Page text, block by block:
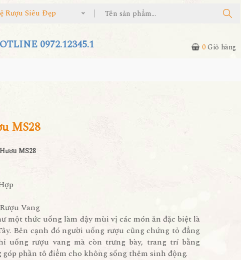
Rượu Siêu Đẹp
0972.12345.1 0Giỏ hàng
MS28
MS28
Vang
một thức uống làm dậy mùi vị các món ăn đặc biệt là
Bên cạnh đó người uống rượu cũng chứng tỏ đẳng
uống rượu vang mà còn trưng bày, trang trí bằng
góp phần tô điểm cho không sống thêm sinh động.